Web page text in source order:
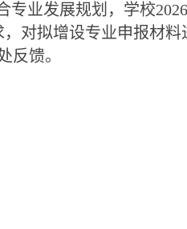
专业发展规划，学校2026
对拟增设专业申报材料
反馈。